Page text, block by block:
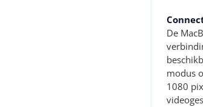
De
modus
1080